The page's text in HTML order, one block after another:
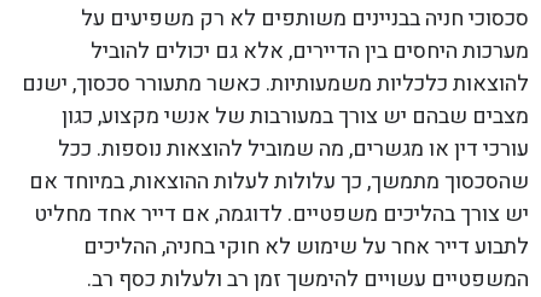
סכסוכי חניה בבניינים משותפים לא רק משפיעים על
מערכות היחסים בין הדיירים, אלא גם יכולים להוביל
להוצאות כלכליות משמעותיות. כאשר מתעורר סכסוך, ישנם
מצבים שבהם יש צורך במעורבות של אנשי מקצוע, כגון
עורכי דין או מגשרים, מה שמוביל להוצאות נוספות. ככל
שהסכסוך מתמשך, כך עלולות לעלות ההוצאות, במיוחד אם
יש צורך בהליכים משפטיים. לדוגמה, אם דייר אחד מחליט
לתבוע דייר אחר על שימוש לא חוקי בחניה, ההליכים
המשפטיים עשויים להימשך זמן רב ולעלות כסף רב.